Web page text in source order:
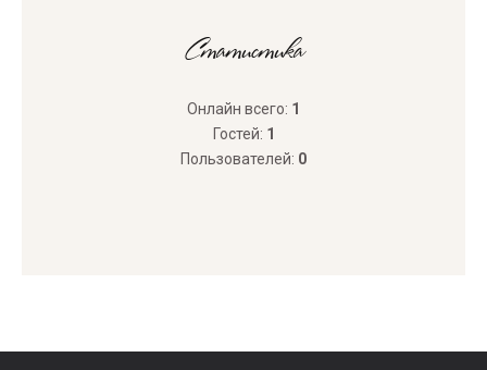
Статистика
Онлайн всего: 1
Гостей: 1
Пользователей: 0